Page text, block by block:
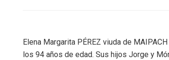
Elena Margarita PÉREZ viuda de
los 94 años de edad. Sus hijos Jorge y